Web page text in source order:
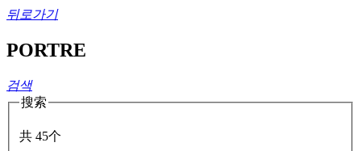
뒤로가기
PORTRE
검색
搜索
共 45个